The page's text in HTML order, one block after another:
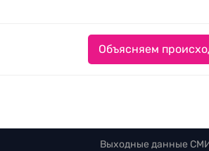
Объясняем
Выходные данные СМИ